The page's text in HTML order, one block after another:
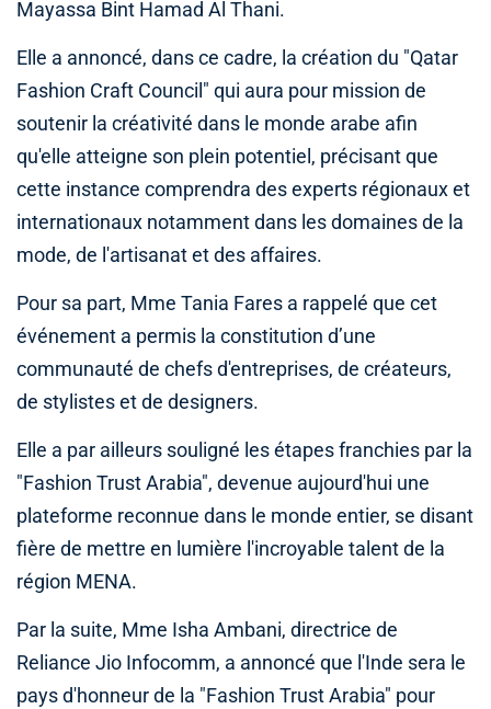
Mayassa Bint Hamad Al Thani.
Elle a annoncé, dans ce cadre, la création du "Qatar
Fashion Craft Council" qui aura pour mission de
soutenir la créativité dans le monde arabe afin
qu'elle atteigne son plein potentiel, précisant que
cette instance comprendra des experts régionaux et
internationaux notamment dans les domaines de la
mode, de l'artisanat et des affaires.
Pour sa part, Mme Tania Fares a rappelé que cet
événement a permis la constitution d’une
communauté de chefs d'entreprises, de créateurs,
de stylistes et de designers.
Elle a par ailleurs souligné les étapes franchies par la
"Fashion Trust Arabia", devenue aujourd'hui une
plateforme reconnue dans le monde entier, se disant
fière de mettre en lumière l'incroyable talent de la
région MENA.
Par la suite, Mme Isha Ambani, directrice de
Reliance Jio Infocomm, a annoncé que l'Inde sera le
pays d'honneur de la "Fashion Trust Arabia" pour